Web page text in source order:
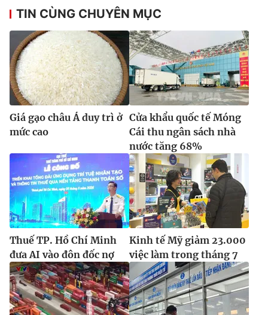
TIN CÙNG CHUYÊN MỤC
Giá gạo châu Á duy trì ở
mức cao
Cửa khẩu quốc tế Móng
Cái thu ngân sách nhà
nước tăng 68%
Thuế TP. Hồ Chí Minh
đưa AI vào đôn đốc nợ
Kinh tế Mỹ giảm 23.000
việc làm trong tháng 7